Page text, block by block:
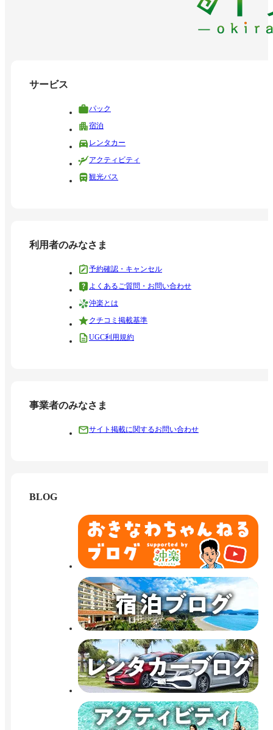
サービス
パック
宿泊
レンタカー
アクティビティ
観光バス
利用者のみなさま
予約確認・キャンセル
よくあるご質問・お問い合わせ
沖楽とは
クチコミ掲載基準
UGC利用規約
事業者のみなさま
サイト掲載に関するお問い合わせ
BLOG